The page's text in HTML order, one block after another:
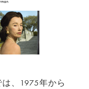
、1975年から